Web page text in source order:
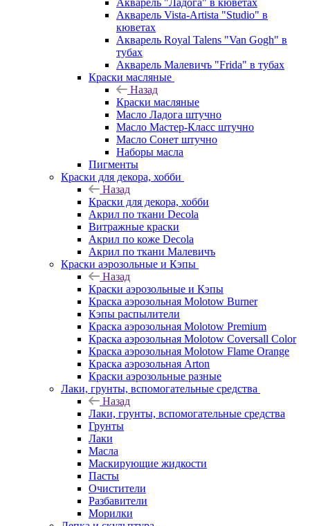
Акварель "Ладога" в кюветах
Акварель Vista-Artista "Studio" в
кюветах
Акварель Royal Talens "Van Gogh" в
тубах
Акварель Малевичъ "Frida" в тубах
Краски масляные
Назад
Краски масляные
Масло Ладога штучно
Масло Мастер-Класс штучно
Масло Сонет штучно
Наборы масла
Пигменты
Краски для декора, хобби
Назад
Краски для декора, хобби
Акрил по ткани Decola
Витражные краски
Акрил по коже Decola
Акрил по ткани Малевичъ
Краски аэрозольные и Кэпы
Назад
Краски аэрозольные и Кэпы
Краска аэрозольная Molotow Burner
Кэпы распылители
Краска аэрозольная Molotow Premium
Краска аэрозольная Molotow Coversall Color
Краска аэрозольная Molotow Flame Orange
Краска аэрозольная Arton
Краски аэрозольные разные
Лаки, грунты, вспомогательные средства
Назад
Лаки, грунты, вспомогательные средства
Грунты
Лаки
Масла
Маскирующие жидкости
Пасты
Очистители
Разбавители
Морилки